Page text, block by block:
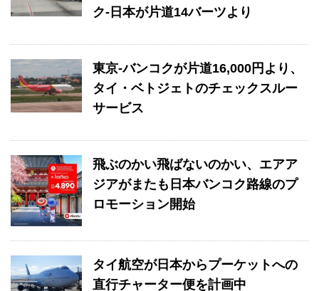
ク-日本が片道14バーツより
東京‐バンコクが片道16,000円より、
タイ・ベトジェトのチェックスルー
サービス
飛ぶのかい飛ばないのかい、エアア
ジアがまたも日本バンコク路線のプ
ロモーション開始
タイ航空が日本からプーケットへの
直行チャーター便を計画中